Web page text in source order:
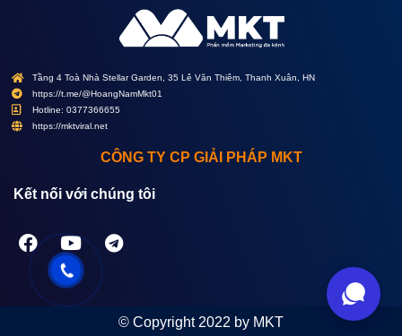
Tầng 4 Toà Nhà Stellar Garden, 35 Lê Văn Thiêm, Thanh Xuân, HN
https://t.me/@HoangNamMkt01
Hotline: 0377366655
https://mktviral.net
CÔNG TY CP GIẢI PHÁP MKT
Kết nối với chúng tôi
© Copyright 2022 by MKT